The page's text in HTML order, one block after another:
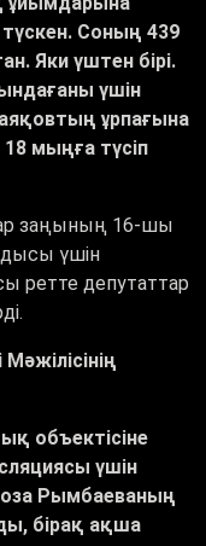
түскен. Соның 439
Яки үштен бірі.
үшін
ұрпағына
мыңға түсіп
заңының 16-шы
үшін
ретте депутаттар
объектісіне
үшін
Рымбаеваның
бірақ ақша